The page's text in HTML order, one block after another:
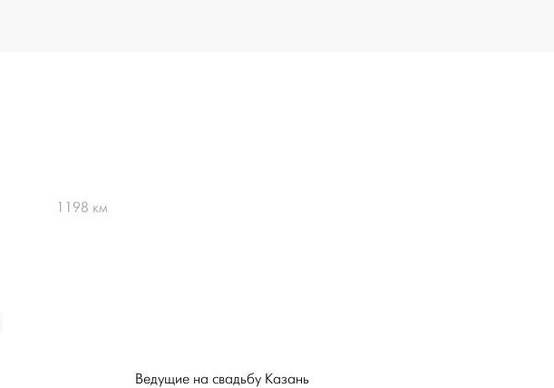
1198 км
Ведущие на свадьбу Казань